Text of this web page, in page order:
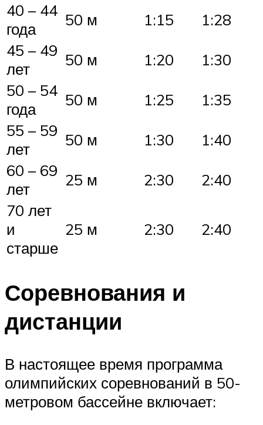
40 – 44
года
50 м 1:15
1:28
45 – 49
лет
50 м 1:20
1:30
50 – 54
года
50 м 1:25
1:35
55 – 59
лет
50 м 1:30
1:40
60 – 69
лет
25 м 2:30
2:40
70 лет
и
старше
25 м 2:30 2:40
Соревнования и
дистанции
В настоящее время программа
олимпийских соревнований в 50-
метровом бассейне включает: